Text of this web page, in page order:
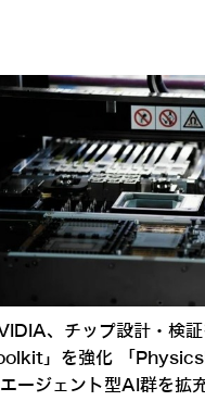
、チップ設計・検
」を強化 「
ージェント型AI群を拡